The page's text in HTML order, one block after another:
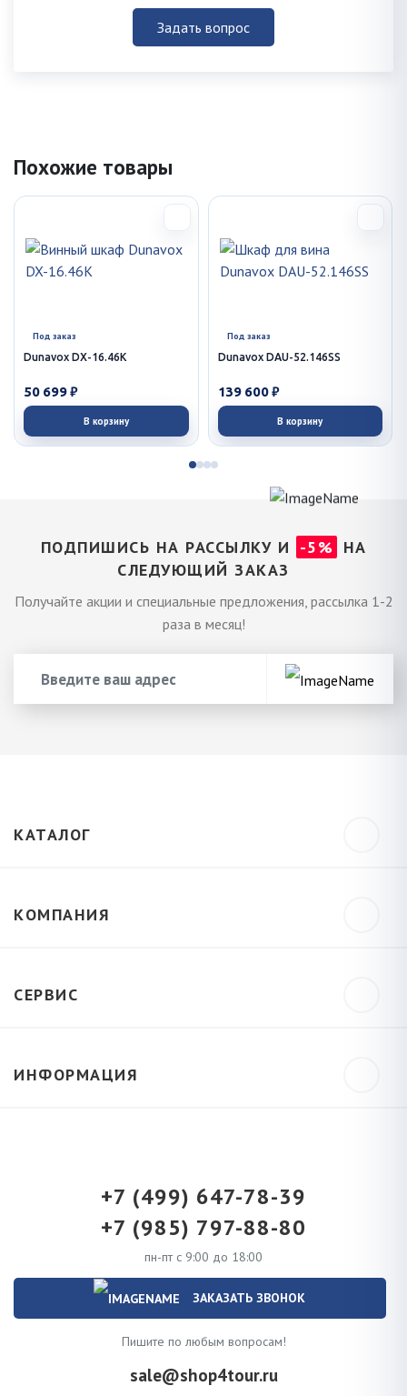
Задать вопрос
Похожие товары
Под заказ
Dunavox DX-16.46K
50 699 ₽
В корзину
Под заказ
Dunavox DAU-52.146SS
139 600 ₽
В корзину
ПОДПИШИСЬ НА РАССЫЛКУ И -5%
НА
СЛЕДУЮЩИЙ ЗАКАЗ
Получайте акции и специальные предложения, рассылка 1-2
раза в месяц!
КАТАЛОГ
КОМПАНИЯ
СЕРВИС
ИНФОРМАЦИЯ
+7 (499) 647-78-39
+7 (985) 797-88-80
пн-пт с 9:00 до 18:00
ЗАКАЗАТЬ ЗВОНОК
Пишите по любым вопросам!
sale@shop4tour.ru